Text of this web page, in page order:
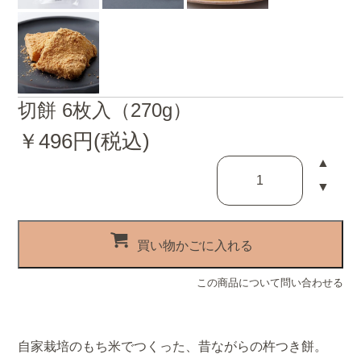
切餅 6枚入（270g）
￥496円(税込)
▲
▼
買い物かごに入れる
この商品について問い合わせる
自家栽培のもち米でつくった、昔ながらの杵つき餅。